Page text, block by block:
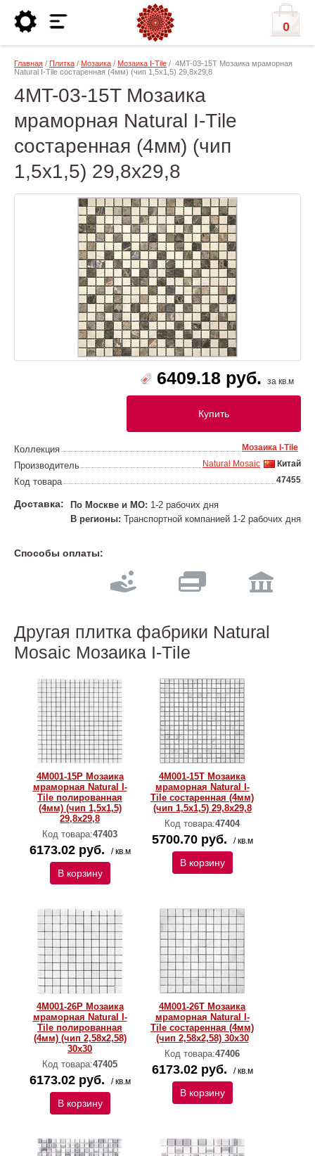
0
Главная / Плитка / Мозаика / Мозаика I-Тilе / 4MT-03-15T Мозаика мраморная
Natural I-Тilе состаренная (4мм) (чип 1,5x1,5) 29,8х29,8
4MT-03-15T Мозаика
мраморная Natural I-Тilе
состаренная (4мм) (чип
1,5x1,5) 29,8х29,8
6409.18 руб. за кв.м
Купить
Коллекция Мозаика I-Тilе
Производитель Китай
Natural Mosaic
Код товара 47455
Доставка: По Москве и МО: 1-2 рабочих дня
В регионы: Транспортной компанией 1-2 рабочих дня
Способы оплаты:
Другая плитка фабрики Natural
Mosaic Мозаика I-Тilе
4M001-15P Мозаика
мраморная Natural I-
Тilе полированная
(4мм) (чип 1,5x1,5)
29,8х29,8
Код товара:47403
6173.02 руб. / кв.м
В корзину
4M001-15T Мозаика
мраморная Natural I-
Тilе состаренная (4мм)
(чип 1,5x1,5) 29,8х29,8
Код товара:47404
5700.70 руб. / кв.м
В корзину
4M001-26P Мозаика
мраморная Natural I-
Тilе полированная
(4мм) (чип 2,58х2,58)
30х30
Код товара:47405
6173.02 руб. / кв.м
В корзину
4M001-26T Мозаика
мраморная Natural I-
Тilе состаренная (4мм)
(чип 2,58х2,58) 30х30
Код товара:47406
6173.02 руб. / кв.м
В корзину